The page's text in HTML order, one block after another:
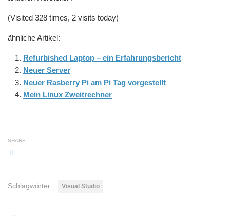
(Visited 328 times, 2 visits today)
ähnliche Artikel:
Refurbished Laptop – ein Erfahrungsbericht
Neuer Server
Neuer Rasberry Pi am Pi Tag vorgestellt
Mein Linux Zweitrechner
SHARE
Schlagwörter: Visual Studio